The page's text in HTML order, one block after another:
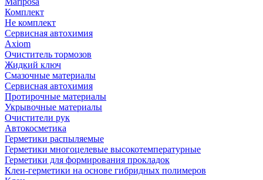
Комплект
Не комплект
Сервисная автохимия
Axiom
Очиститель тормозов
Жидкий ключ
Смазочные материалы
Сервисная автохимия
Протирочные материалы
Укрывочные материалы
Очистители рук
Автокосметика
Герметики распыляемые
Герметики многоцелевые высокотемпературные
Герметики для формирования прокладок
Клеи-герметики на основе гибридных полимеров